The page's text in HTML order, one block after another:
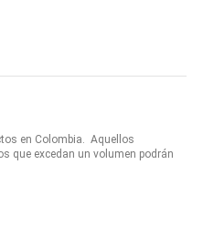
en Colombia. Aquellos
que excedan un volumen podrán